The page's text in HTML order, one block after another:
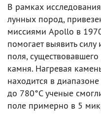
В рамках
лунных пород,
миссиями Apollo в
помогает выявить
поля,
камня. Нагревая
находится в
до 780°C ученые
поле примерно в 5